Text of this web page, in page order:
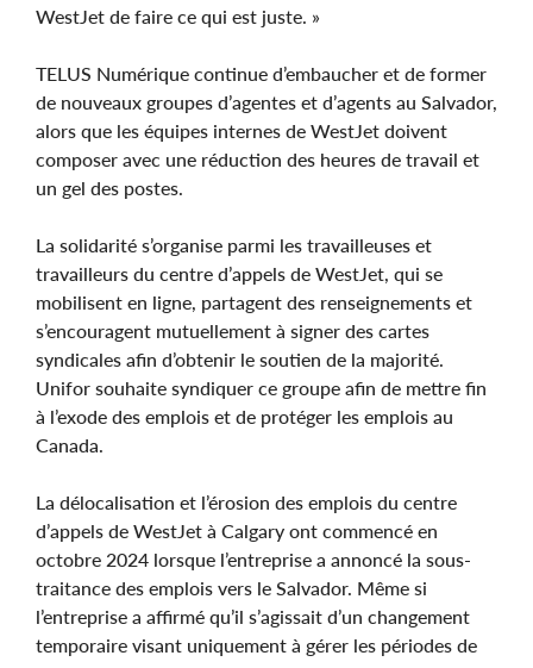
WestJet de faire ce qui est juste. »
TELUS Numérique continue d’embaucher et de former
de nouveaux groupes d’agentes et d’agents au Salvador,
alors que les équipes internes de WestJet doivent
composer avec une réduction des heures de travail et
un gel des postes.
La solidarité s’organise parmi les travailleuses et
travailleurs du centre d’appels de WestJet, qui se
mobilisent en ligne, partagent des renseignements et
s’encouragent mutuellement à signer des cartes
syndicales afin d’obtenir le soutien de la majorité.
Unifor souhaite syndiquer ce groupe afin de mettre fin
à l’exode des emplois et de protéger les emplois au
Canada.
La délocalisation et l’érosion des emplois du centre
d’appels de WestJet à Calgary ont commencé en
octobre 2024 lorsque l’entreprise a annoncé la sous-
traitance des emplois vers le Salvador. Même si
l’entreprise a affirmé qu’il s’agissait d’un changement
temporaire visant uniquement à gérer les périodes de